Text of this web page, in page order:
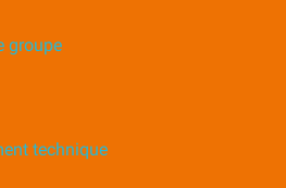
groupe
technique